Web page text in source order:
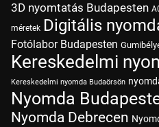
3D nyomtatás Budapesten
méretek Digitális
Fotólabor Budapesten
Kereskedelmi
Kereskedelmi nyomda Budaörsön
Nyomda
Nyomda Debrecen